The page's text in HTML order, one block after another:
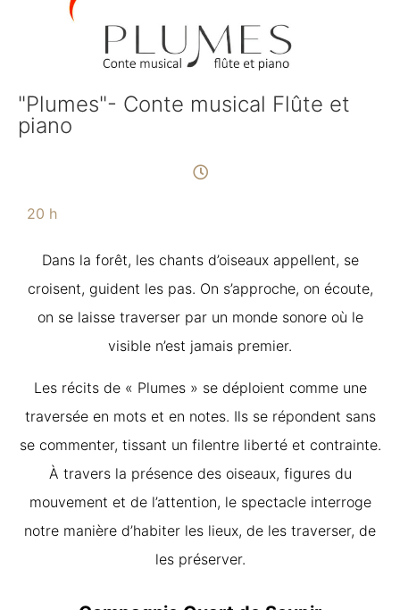
"Plumes"- Conte musical Flûte et
piano
20 h
Dans la forêt, les chants d’oiseaux appellent, se
croisent, guident les pas. On s’approche, on écoute,
on se laisse traverser par un monde sonore où le
visible n’est jamais premier.
Les récits de « Plumes » se déploient comme une
traversée en mots et en notes. Ils se répondent sans
se commenter, tissant un filentre liberté et contrainte.
À travers la présence des oiseaux, figures du
mouvement et de l’attention, le spectacle interroge
notre manière d’habiter les lieux, de les traverser, de
les préserver.